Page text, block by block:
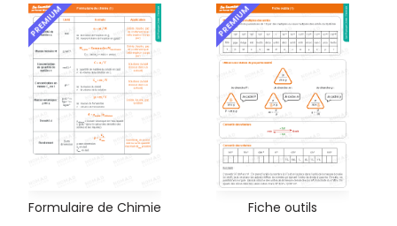
PREMIUM
Formulaire de Chimie
PREMIUM
Fiche outils